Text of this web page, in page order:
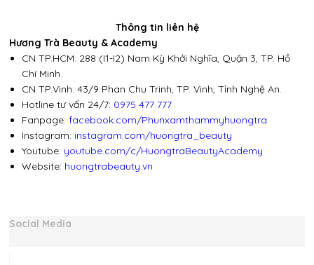
Thông tin liên hệ
Hương Trà Beauty & Academy
CN TP.HCM: 288 (I1-I2) Nam Kỳ Khởi Nghĩa, Quận 3, TP. Hồ
Chí Minh.
CN TP.Vinh: 43/9 Phan Chu Trinh, TP. Vinh, Tỉnh Nghệ An.
Hotline tư vấn 24/7: 0975 477 777
Fanpage:facebook.com/Phunxamthammyhuongtra
Instagram: instagram.com/huongtra_beauty
Youtube: youtube.com/c/HuongtraBeautyAcademy
Website: huongtrabeauty.vn
Social Media